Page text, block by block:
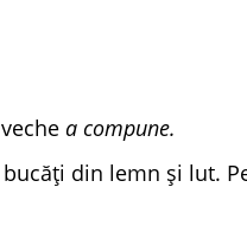
a compune.
din lemn și lut.